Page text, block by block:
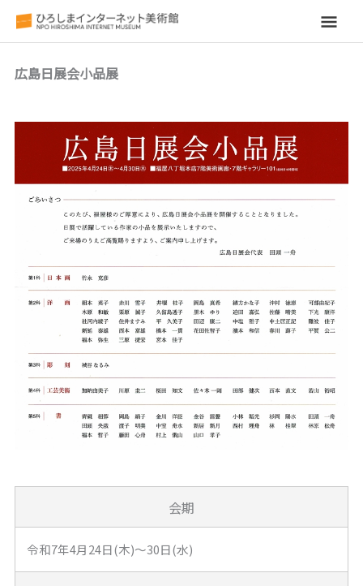
メ
メ
ュ
広島日展会小品展
会期
令和7年4月24日(木)～30日(水)